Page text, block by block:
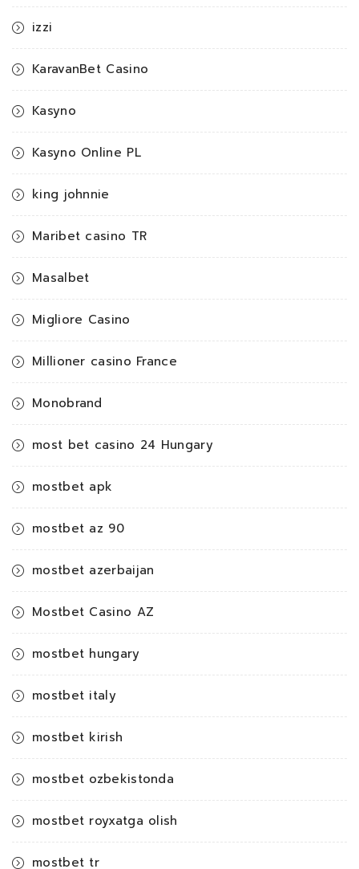
izzi
KaravanBet Casino
Kasyno
Kasyno Online PL
king johnnie
Maribet casino TR
Masalbet
Migliore Casino
Millioner casino France
Monobrand
most bet casino 24 Hungary
mostbet apk
mostbet az 90
mostbet azerbaijan
Mostbet Casino AZ
mostbet hungary
mostbet italy
mostbet kirish
mostbet ozbekistonda
mostbet royxatga olish
mostbet tr